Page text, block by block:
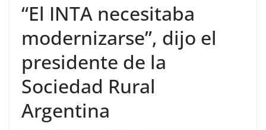
“El INTA necesitaba
modernizarse”, dijo el
presidente de la
Sociedad Rural
Argentina